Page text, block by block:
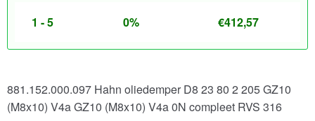
1 - 5 0% €412,57
881.152.000.097 Hahn oliedemper D8 23 80 2 205 GZ10
(M8x10) V4a GZ10 (M8x10) V4a 0N compleet RVS 316